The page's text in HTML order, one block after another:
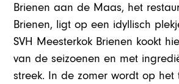
Brienen aan de Maas, het
Brienen, ligt op een idyllisch
SVH Meesterkok Brienen kookt
van de seizoenen en met
streek. In de zomer wordt op het